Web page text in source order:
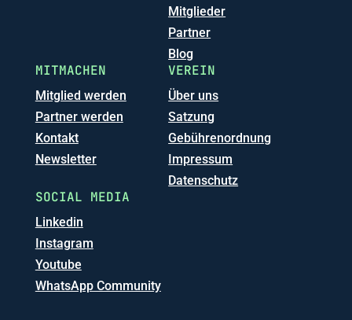
Mitglieder
Partner
Blog
MITMACHEN
Mitglied werden
Partner werden
Kontakt
Newsletter
VEREIN
Über uns
Satzung
Gebührenordnung
Impressum
Datenschutz
SOCIAL MEDIA
Linkedin
Instagram
Youtube
WhatsApp Community